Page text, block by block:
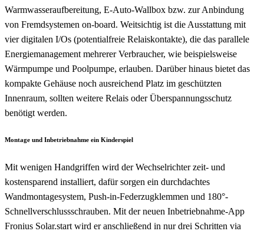
Warmwasseraufbereitung, E-Auto-Wallbox bzw. zur Anbindung
von Fremdsystemen on-board. Weitsichtig ist die Ausstattung mit
vier digitalen I/Os (potentialfreie Relaiskontakte), die das parallele
Energiemanagement mehrerer Verbraucher, wie beispielsweise
Wärmpumpe und Poolpumpe, erlauben. Darüber hinaus bietet das
kompakte Gehäuse noch ausreichend Platz im geschützten
Innenraum, sollten weitere Relais oder Überspannungsschutz
benötigt werden.
Montage und Inbetriebnahme ein Kinderspiel
Mit wenigen Handgriffen wird der Wechselrichter zeit- und
kostensparend installiert, dafür sorgen ein durchdachtes
Wandmontagesystem, Push-in-Federzugklemmen und 180°-
Schnellverschlussschrauben. Mit der neuen Inbetriebnahme-App
Fronius Solar.start wird er anschließend in nur drei Schritten via